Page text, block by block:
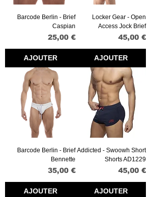
Barcode Berlin - Brief
Caspian
Prix
25,00 €
AJOUTER
Locker Gear - Open
Access Jock Brief
Prix
45,00 €
AJOUTER
Barcode Berlin - Brief
Bennette
Prix
35,00 €
AJOUTER
Addicted - Swoowh Short
Shorts AD1229
Prix
45,00 €
AJOUTER